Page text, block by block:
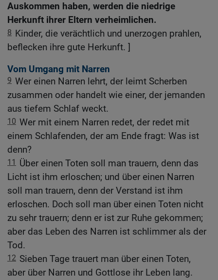
Auskommen haben, werden die niedrige
Herkunft ihrer Eltern verheimlichen.
8 Kinder, die verächtlich und unerzogen prahlen,
beflecken ihre gute Herkunft. ]
Vom Umgang mit Narren
9 Wer einen Narren lehrt, der leimt Scherben
zusammen oder handelt wie einer, der jemanden
aus tiefem Schlaf weckt.
10 Wer mit einem Narren redet, der redet mit
einem Schlafenden, der am Ende fragt: Was ist
denn?
11
Über einen Toten soll man trauern, denn das
Licht ist ihm erloschen; und über einen Narren
soll man trauern, denn der Verstand ist ihm
erloschen. Doch soll man über einen Toten nicht
zu sehr trauern; denn er ist zur Ruhe gekommen;
aber das Leben des Narren ist schlimmer als der
Tod.
12 Sieben Tage trauert man über einen Toten,
aber über Narren und Gottlose ihr Leben lang.